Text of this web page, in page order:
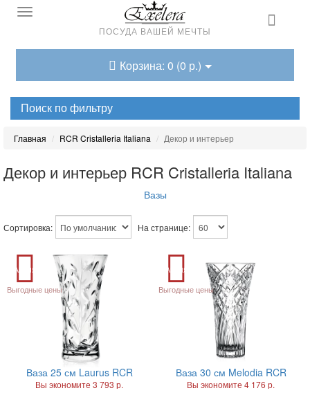
ПОСУДА ВАШЕЙ МЕЧТЫ
Корзина: 0 (0 р.)
Поиск по фильтру
Главная RCR Cristalleria Italiana Декор и интерьер
Декор и интерьер RCR Cristalleria Italiana
Вазы
Сортировка: На странице:
Акция
Выгодные цены
Ваза 25 см Laurus RCR
Вы экономите 3 793 р.
Акция
Выгодные цены
Ваза 30 см Melodia RCR
Вы экономите 4 176 р.